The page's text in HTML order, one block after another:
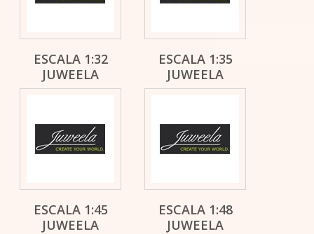
ESCALA 1:32
JUWEELA
ESCALA 1:35
JUWEELA
ESCALA 1:45
JUWEELA
ESCALA 1:48
JUWEELA